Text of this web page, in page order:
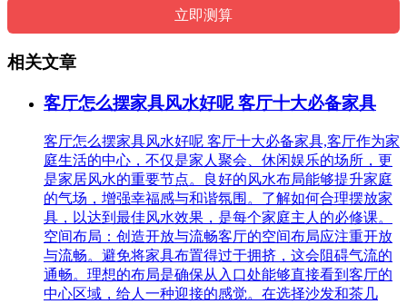
相关文章
客厅怎么摆家具风水好呢 客厅十大必备家具
客厅怎么摆家具风水好呢 客厅十大必备家具,客厅作为家
庭生活的中心，不仅是家人聚会、休闲娱乐的场所，更
是家居风水的重要节点。良好的风水布局能够提升家庭
的气场，增强幸福感与和谐氛围。了解如何合理摆放家
具，以达到最佳风水效果，是每个家庭主人的必修课。
空间布局：创造开放与流畅客厅的空间布局应注重开放
与流畅。避免将家具布置得过于拥挤，这会阻碍气流的
通畅。理想的布局是确保从入口处能够直接看到客厅的
中心区域，给人一种迎接的感觉。在选择沙发和茶几